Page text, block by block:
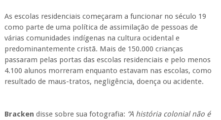
As escolas residenciais começaram a funcionar no século 19
como parte de uma política de assimilação de pessoas de
várias comunidades indígenas na cultura ocidental e
predominantemente cristã. Mais de 150.000 crianças
passaram pelas portas das escolas residenciais e pelo menos
4.100 alunos morreram enquanto estavam nas escolas, como
resultado de maus-tratos, negligência, doença ou acidente.
Bracken disse sobre sua fotografia: “A história colonial não é